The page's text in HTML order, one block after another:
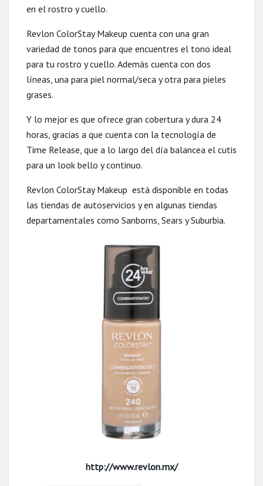
en el rostro y cuello.
Revlon ColorStay Makeup cuenta con una gran
variedad de tonos para que encuentres el tono ideal
para tu rostro y cuello. Además cuenta con dos
líneas, una para piel normal/seca y otra para pieles
grases.
Y lo mejor es que ofrece gran cobertura y dura 24
horas, gracias a que cuenta con la tecnología de
Time Release, que a lo largo del día balancea el cutis
para un look bello y continuo.
Revlon ColorStay Makeup está disponible en todas
las tiendas de autoservicios y en algunas tiendas
departamentales como Sanborns, Sears y Suburbia.
http://www.revlon.mx/